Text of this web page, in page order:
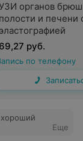
органов
полости и печени
эластографией
69,27 руб.
по телефону
Еще